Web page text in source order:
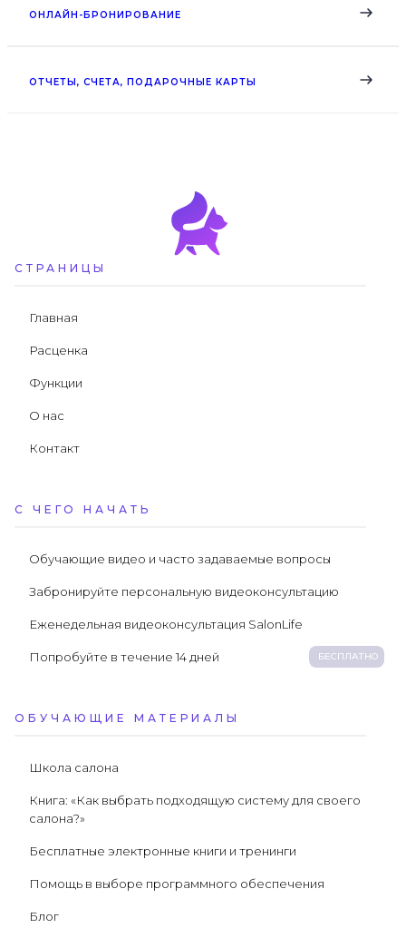
ОНЛАЙН-БРОНИРОВАНИЕ
ОТЧЕТЫ, СЧЕТА, ПОДАРОЧНЫЕ КАРТЫ
СТРАНИЦЫ
Главная
Расценка
Функции
О нас
Контакт
С ЧЕГО НАЧАТЬ
Обучающие видео и часто задаваемые вопросы
Забронируйте персональную видеоконсультацию
Еженедельная видеоконсультация SalonLife
Попробуйте в течение 14 дней БЕСПЛАТНО
ОБУЧАЮЩИЕ МАТЕРИАЛЫ
Школа салона
Книга: «Как выбрать подходящую систему для своего
салона?»
Бесплатные электронные книги и тренинги
Помощь в выборе программного обеспечения
Блог